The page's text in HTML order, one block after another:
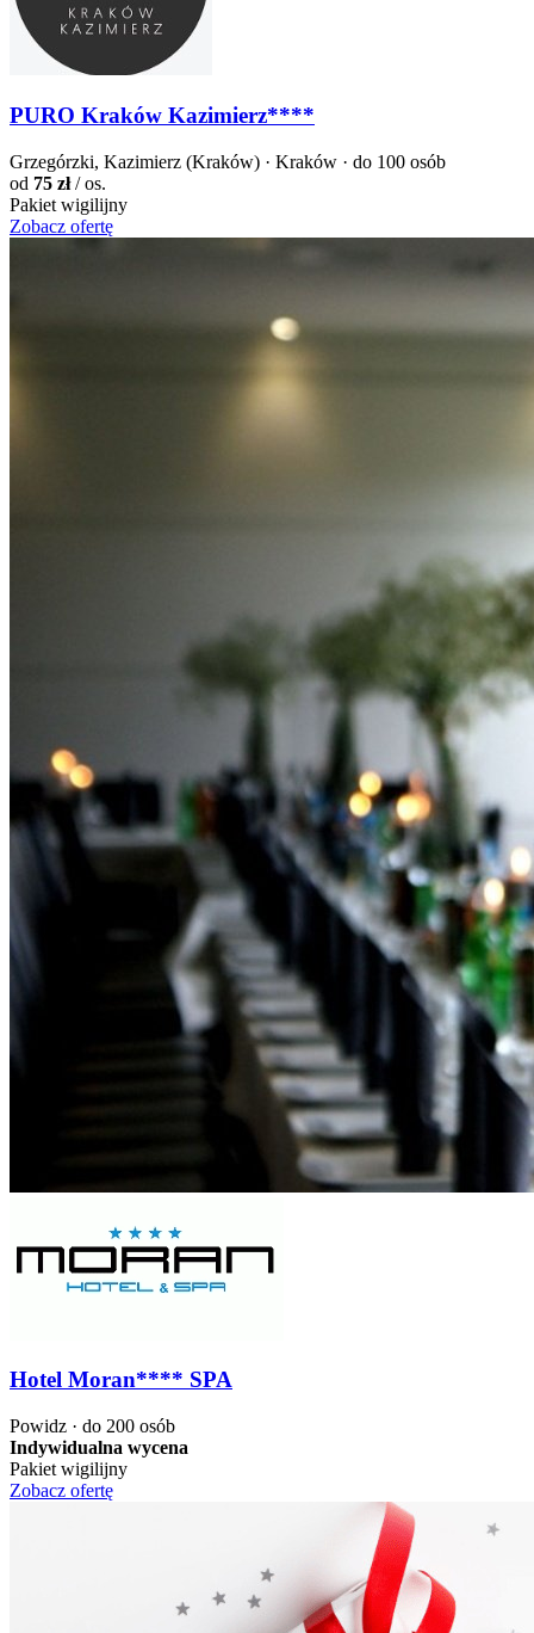
PURO Kraków Kazimierz****
Grzegórzki, Kazimierz (Kraków) · Kraków · do 100 osób
od 75 zł/ os.
Pakiet wigilijny
Zobacz ofertę
Hotel Moran**** SPA
Powidz · do 200 osób
Indywidualna wycena
Pakiet wigilijny
Zobacz ofertę